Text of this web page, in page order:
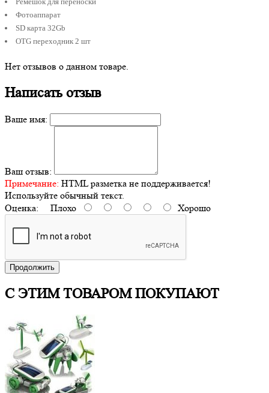
Фотоаппарат
SD карта 32Gb
OTG переходник 2 шт
Нет отзывов о данном товаре.
Написать отзыв
Ваше имя:
Ваш отзыв:
Примечание: HTML разметка не поддерживается!
Используйте обычный текст.
Оценка: Плохо Хорошо
Продолжить
С ЭТИМ ТОВАРОМ ПОКУПАЮТ